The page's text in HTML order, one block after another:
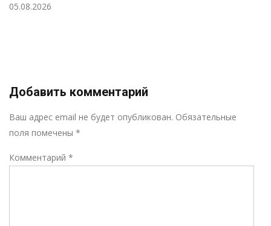
05.08.2026
Добавить комментарий
Ваш адрес email не будет опубликован. Обязательные
поля помечены *
Комментарий *